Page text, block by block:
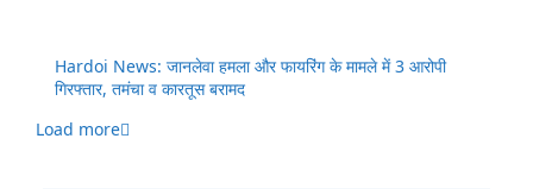
Hardoi News: जानलेवा हमला और फायरिंग के मामले में 3 आरोपी
गिरफ्तार, तमंचा व कारतूस बरामद
Load more